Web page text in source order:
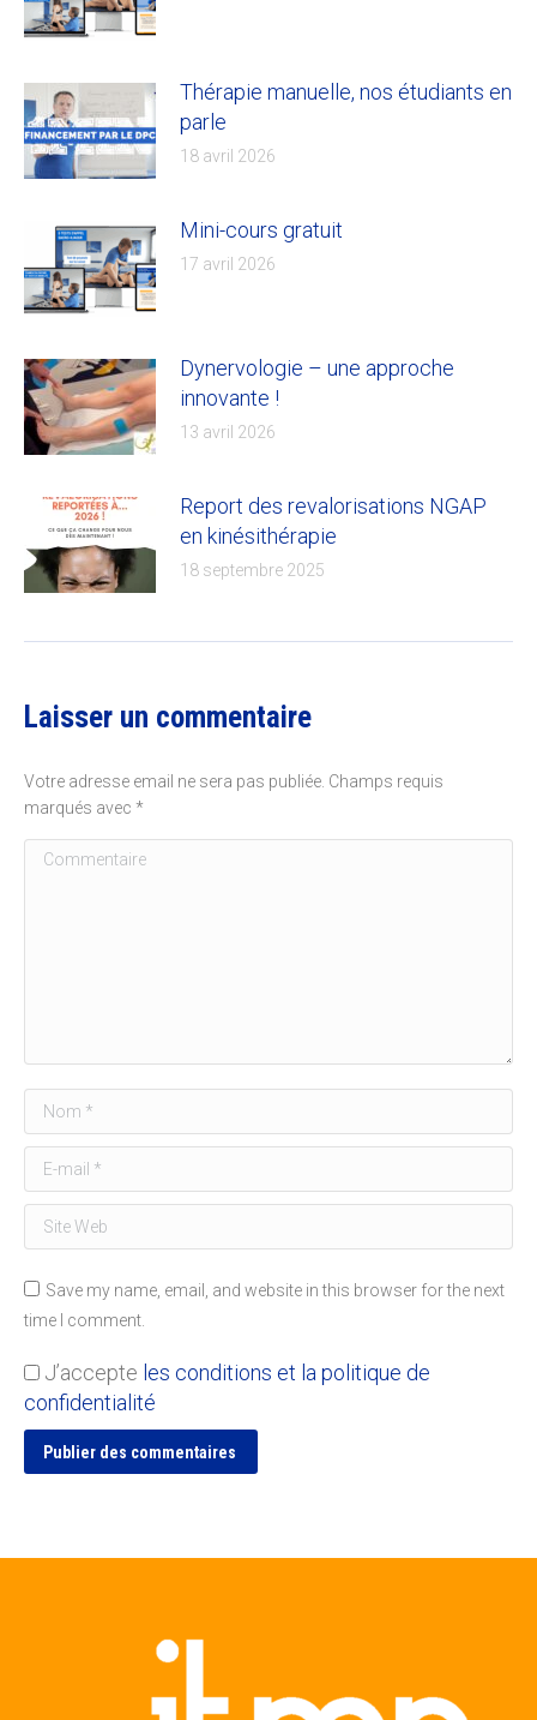
Thérapie manuelle, nos étudiants en
parle
18 avril 2026
Mini-cours gratuit
17 avril 2026
Dynervologie – une approche
innovante !
13 avril 2026
Report des revalorisations NGAP
en kinésithérapie
18 septembre 2025
Laisser un commentaire
Votre adresse email ne sera pas publiée. Champs requis
marqués avec *
Commentaire
Nom *
E-mail *
Site Web
Save my name, email, and website in this browser for the next
time I comment.
J’accepte les conditions et la politique de
confidentialité
Publier des commentaires